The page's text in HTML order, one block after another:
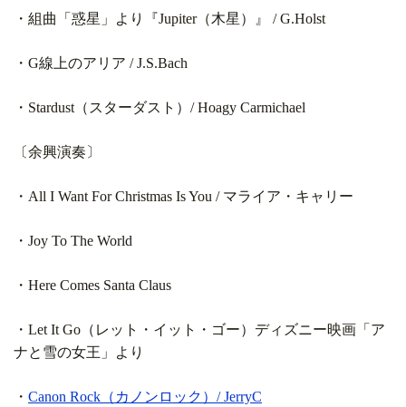
・組曲「惑星」より『Jupiter（木星）』 / G.Holst
・G線上のアリア / J.S.Bach
・Stardust（スターダスト）/ Hoagy Carmichael
〔余興演奏〕
・All I Want For Christmas Is You / マライア・キャリー
・Joy To The World
・Here Comes Santa Claus
・Let It Go（レット・イット・ゴー）ディズニー映画「ア
ナと雪の女王」より
・ Canon Rock（カノンロック）/ JerryC